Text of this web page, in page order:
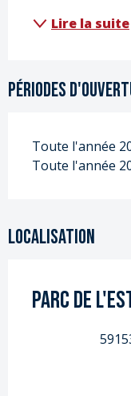
Lire la suite
Périodes
Toute l'année
Toute l'année
Localisation
Parc de